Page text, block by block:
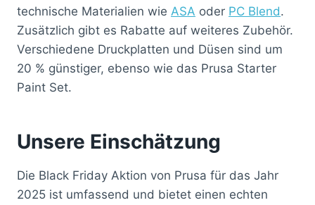
technische Materialien wie ASA oder PC Blend.
Zusätzlich gibt es Rabatte auf weiteres Zubehör.
Verschiedene Druckplatten und Düsen sind um
20 % günstiger, ebenso wie das Prusa Starter
Paint Set.
Unsere Einschätzung
Die Black Friday Aktion von Prusa für das Jahr
2025 ist umfassend und bietet einen echten